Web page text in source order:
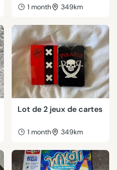
1 month 349km
Lot de 2 jeux de cartes
1 month 349km